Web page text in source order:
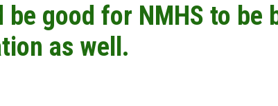
be good for NMHS to be
as well.